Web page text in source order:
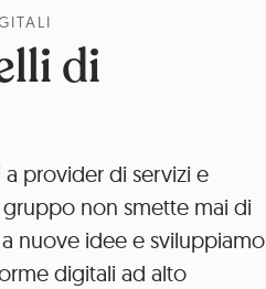
di
provider di servizi e
non smette mai di
nuove idee e sviluppiamo
digitali ad alto